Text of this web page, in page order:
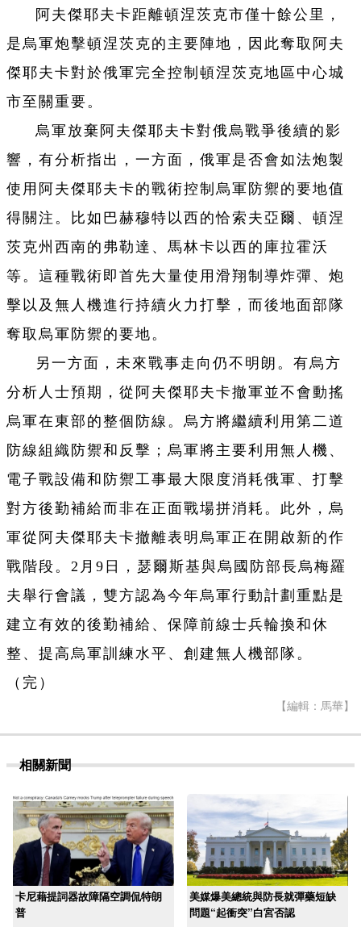
阿夫傑耶夫卡距離頓涅茨克市僅十餘公里，
是烏軍炮擊頓涅茨克的主要陣地，因此奪取阿夫
傑耶夫卡對於俄軍完全控制頓涅茨克地區中心城
市至關重要。
烏軍放棄阿夫傑耶夫卡對俄烏戰爭後續的影
響，有分析指出，一方面，俄軍是否會如法炮製
使用阿夫傑耶夫卡的戰術控制烏軍防禦的要地值
得關注。比如巴赫穆特以西的恰索夫亞爾、頓涅
茨克州西南的弗勒達、馬林卡以西的庫拉霍沃
等。這種戰術即首先大量使用滑翔制導炸彈、炮
擊以及無人機進行持續火力打擊，而後地面部隊
奪取烏軍防禦的要地。
另一方面，未來戰事走向仍不明朗。有烏方
分析人士預期，從阿夫傑耶夫卡撤軍並不會動搖
烏軍在東部的整個防線。烏方將繼續利用第二道
防線組織防禦和反擊；烏軍將主要利用無人機、
電子戰設備和防禦工事最大限度消耗俄軍、打擊
對方後勤補給而非在正面戰場拼消耗。此外，烏
軍從阿夫傑耶夫卡撤離表明烏軍正在開啟新的作
戰階段。2月9日，瑟爾斯基與烏國防部長烏梅羅
夫舉行會議，雙方認為今年烏軍行動計劃重點是
建立有效的後勤補給、保障前線士兵輪換和休
整、提高烏軍訓練水平、創建無人機部隊。
（完）
【編輯：馬華】
相關新聞
卡尼藉提詞器故障隔空調侃特朗
普
美媒爆美總統與防長就彈藥短缺
問題“起衝突”白宮否認